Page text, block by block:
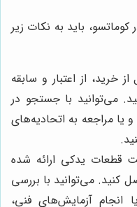
کوماتسو، باید به نکات زیر
از خرید، از اعتبار و سابقه
می‌توانید با جستجو در
و یا مراجعه به اتحادیه‌های
قطعات یدکی ارائه شده
کنید. می‌توانید با بررسی
انجام آزمایش‌های فنی،